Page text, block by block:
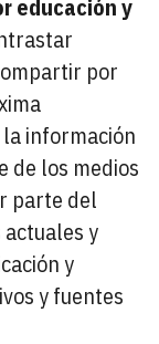
educación y
por
información
de los medios
parte del
y
y
y fuentes